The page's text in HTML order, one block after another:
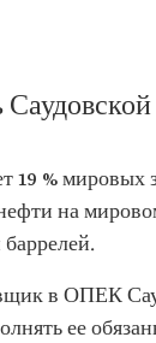
19 %
на
в ОПЕК
ее